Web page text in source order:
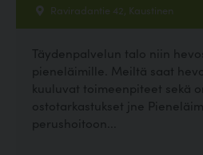
Raviradantie 42, Kaustinen
Täydenpalvelun talo niin
pieneläimille. Meiltä saat
kuuluvat toimeenpiteet sekä
ostotarkastukset jne
perushoitoon...